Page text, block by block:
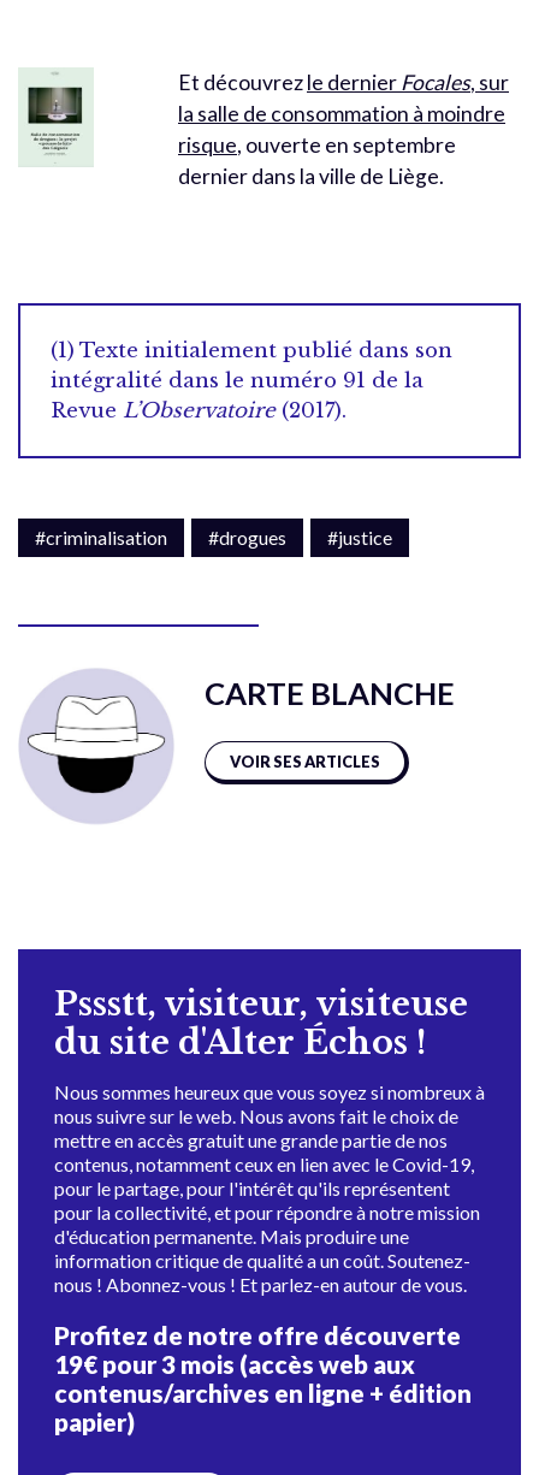
Et découvrezle dernierFocales, sur
la salle de consommation à moindre
risque, ouverte en septembre
dernier dans la ville de Liège.
(1) Texte initialement publié dans son
intégralité dans le numéro 91 de la
Revue L’Observatoire(2017).
#criminalisation #drogues #justice
CARTE BLANCHE
VOIR SES ARTICLES
Pssstt, visiteur, visiteuse
du site d'Alter Échos !
Nous sommes heureux que vous soyez si nombreux à
nous suivre sur le web. Nous avons fait le choix de
mettre en accès gratuit une grande partie de nos
contenus, notamment ceux en lien avec le Covid-19,
pour le partage, pour l'intérêt qu'ils représentent
pour la collectivité, et pour répondre à notre mission
d'éducation permanente. Mais produire une
information critique de qualité a un coût. Soutenez-
nous ! Abonnez-vous ! Et parlez-en autour de vous.
Profitez de notre offre découverte
19€ pour 3 mois (accès web aux
contenus/archives en ligne + édition
papier)